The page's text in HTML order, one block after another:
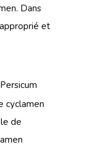
Dans
et
cyclamen
de